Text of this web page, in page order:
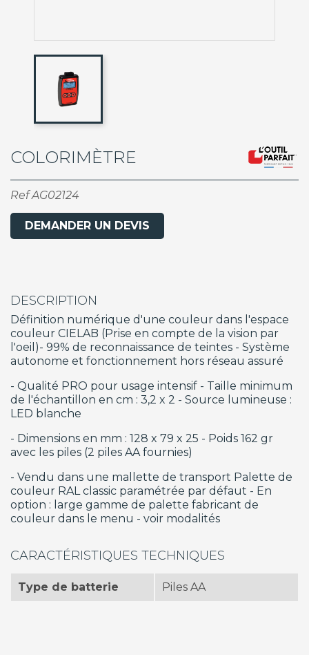
COLORIMÈTRE
Ref AG02124
DEMANDER UN DEVIS
DESCRIPTION
Définition numérique d'une couleur dans l'espace
couleur CIELAB (Prise en compte de la vision par
l'oeil)- 99% de reconnaissance de teintes - Système
autonome et fonctionnement hors réseau assuré
- Qualité PRO pour usage intensif - Taille minimum
de l'échantillon en cm : 3,2 x 2 - Source lumineuse :
LED blanche
- Dimensions en mm : 128 x 79 x 25 - Poids 162 gr
avec les piles (2 piles AA fournies)
- Vendu dans une mallette de transport Palette de
couleur RAL classic paramétrée par défaut - En
option : large gamme de palette fabricant de
couleur dans le menu - voir modalités
CARACTÉRISTIQUES TECHNIQUES
Type de batterie Piles AA